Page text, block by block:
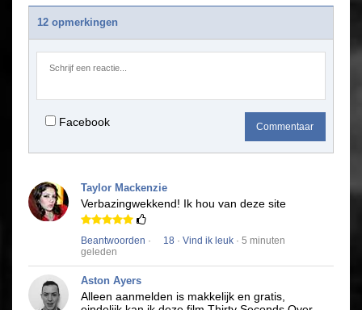
12 opmerkingen
Facebook Commentaar
Taylor Mackenzie
Verbazingwekkend! Ik hou van deze site
Beantwoorden · 18 · Vind ik leuk · 5 minuten
geleden
Aston Ayers
Alleen aanmelden is makkelijk en gratis,